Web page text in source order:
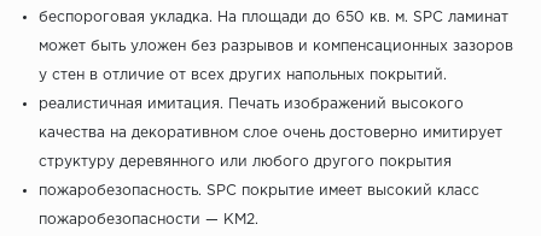
беспороговая укладка. На площади до 650 кв. м. SPC ламинат
может быть уложен без разрывов и компенсационных зазоров
у стен в отличие от всех других напольных покрытий.
реалистичная имитация. Печать изображений высокого
качества на декоративном слое очень достоверно имитирует
структуру деревянного или любого другого покрытия
пожаробезопасность. SPC покрытие имеет высокий класс
пожаробезопасности — КМ2.